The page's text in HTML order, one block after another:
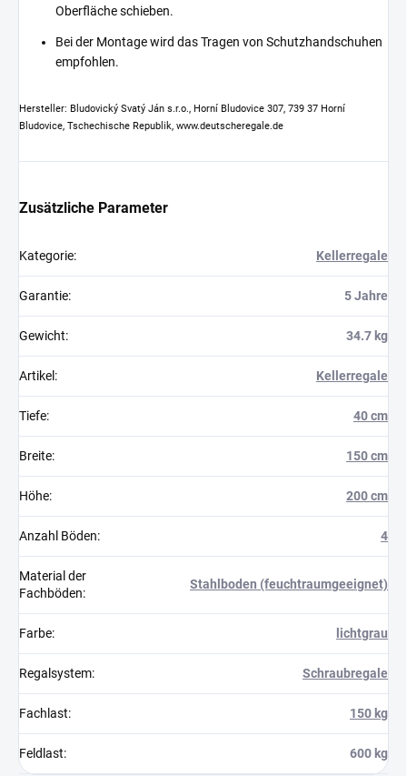
Oberfläche schieben.
Bei der Montage wird das Tragen von Schutzhandschuhen
empfohlen.
Hersteller: Bludovický Svatý Ján s.r.o., Horní Bludovice 307, 739 37 Horní
Bludovice, Tschechische Republik, www.deutscheregale.de
Zusätzliche Parameter
Kategorie: Kellerregale
Garantie: 5 Jahre
Gewicht: 34.7 kg
Artikel : Kellerregale
Tiefe: 40 cm
Breite: 150 cm
Höhe: 200 cm
Anzahl Böden: 4
Material der
Fachböden:
Stahlboden (feuchtraumgeeignet)
Farbe: lichtgrau
Regalsystem: Schraubregale
Fachlast: 150 kg
Feldlast: 600 kg